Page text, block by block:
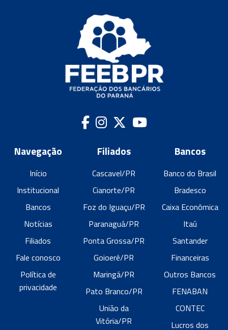
Navegação
Início
Institucional
Bancos
Notícias
Filiados
Fale conosco
Política de
privacidade
Filiados
Cascavel/PR
Cianorte/PR
Foz do Iguaçu/PR
Paranaguá/PR
Ponta Grossa/PR
Goioerê/PR
Maringá/PR
Pato Branco/PR
União da
Vitória/PR
Bancos
Banco do Brasil
Bradesco
Caixa Econômica
Itaú
Santander
Financeiras
Outros Bancos
FENABAN
CONTEC
Lucros dos